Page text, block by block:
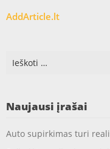
AddArticle.lt
Naujausi įrašai
Auto supirkimas turi